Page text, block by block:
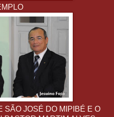
SÃO JOSÉ DO MIPIBÉ E O